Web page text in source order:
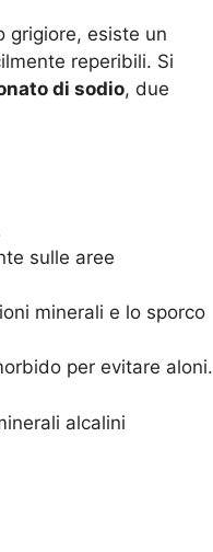
grigiore, esiste un
reperibili. Si
di sodio, due
sulle aree
minerali e lo sporco
per evitare aloni.
alcalini